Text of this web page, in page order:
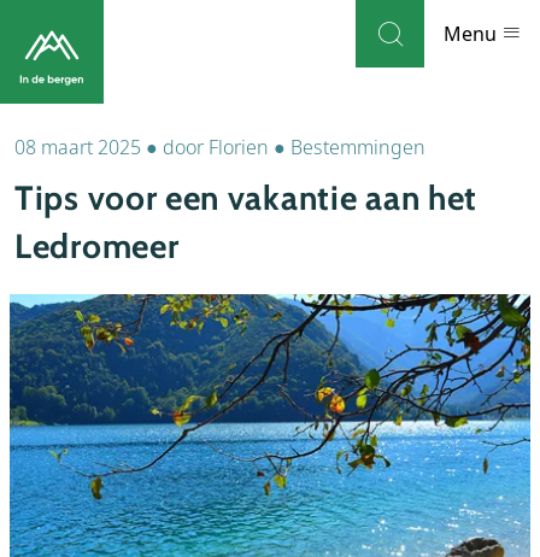
Menu
Bestemmingen
Weblog
Accommodaties
Thema's
Bezienswaardigheden
Tips
08 maart 2025 ● door Florien ● Bestemmingen
Tips voor een vakantie aan het
Ledromeer